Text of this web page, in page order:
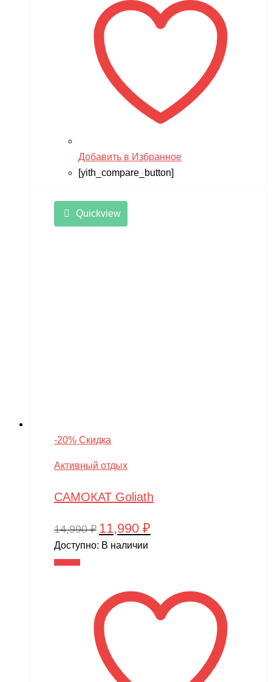
Добавить в Избранное
[yith_compare_button]
Quickview
-20% Скидка
Активный отдых
САМОКАТ Goliath
14,990₽ Первоначальная
цена
11,990 ₽
Доступно: В наличии